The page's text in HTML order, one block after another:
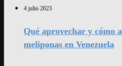
4 julio 2023
Qué aprovechar y cómo
meliponas en Venezuela